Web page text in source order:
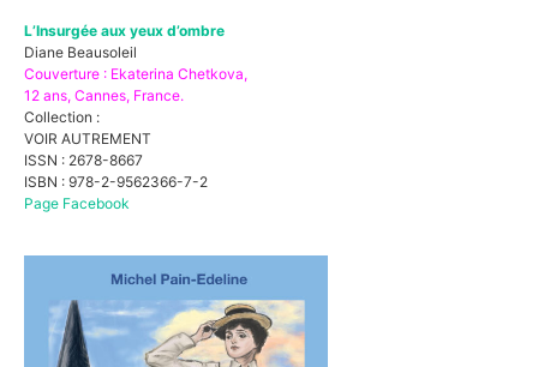
L’Insurgée aux yeux d’ombre
Diane Beausoleil
Couverture : Ekaterina Chetkova,
12 ans, Cannes, France.
Collection :
VOIR AUTREMENT
ISSN : 2678-8667
ISBN : 978-2-9562366-7-2
Page Facebook